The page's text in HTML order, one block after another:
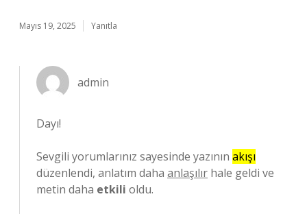
Mayıs 19, 2025 Yanıtla
admin
Dayı!
Sevgili yorumlarınız sayesinde yazının akışı
düzenlendi, anlatım daha anlaşılır hale geldi ve
metin daha etkili oldu.